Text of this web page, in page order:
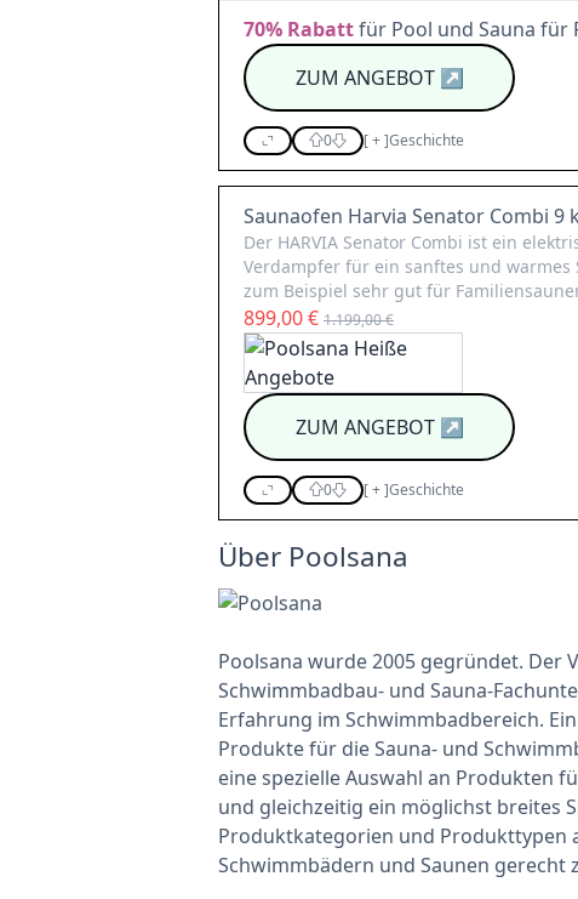
70% Rabattfür Pool und Sauna für
ZUM ANGEBOT↗
0 [+]Geschichte
Saunaofen Harvia Senator Combi 9
Der HARVIA Senator Combi ist ein
Verdampfer für ein sanftes und warmes
zum Beispiel sehr gut für
899,00 € 1.199,00 €
ZUM ANGEBOT↗
0 [+]Geschichte
Über Poolsana
Poolsana wurde 2005 gegründet. Der
Schwimmbadbau- und Sauna-
Erfahrung im Schwimmbadbereich.
Produkte für die Sauna- und
eine spezielle Auswahl an Produkten
und gleichzeitig ein möglichst breites
Produktkategorien und Produkttypen
Schwimmbädern und Saunen gerecht